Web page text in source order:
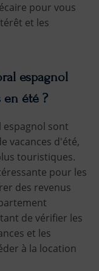
pour vous
et les
espagnol
été ?
sont
vacances d'été,
touristiques.
pour les
des revenus
de vérifier les
et les
à la location